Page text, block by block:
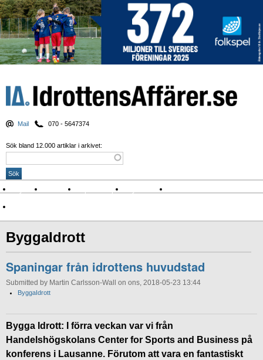
Mail 070 - 5647374
Sök bland 12.000 artiklar i arkivet:
Nyheter Krönikor Sport & spel Nyhetsbrev
ByggaIdrott
Spaningar från idrottens huvudstad
Submitted by Martin Carlsson-Wall on ons, 2018-05-23 13:44
ByggaIdrott
Bygga Idrott: I förra veckan var vi från
Handelshögskolans Center for Sports and Business på
konferens i Lausanne. Förutom att vara en fantastiskt